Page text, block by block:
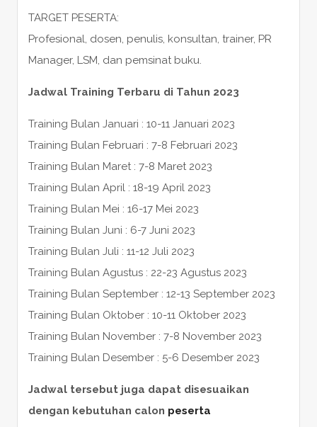
TARGET PESERTA:
Profesional, dosen, penulis, konsultan, trainer, PR
Manager, LSM, dan pemsinat buku.
Jadwal Training Terbaru di Tahun 2023
Training Bulan Januari : 10-11 Januari 2023
Training Bulan Februari : 7-8 Februari 2023
Training Bulan Maret : 7-8 Maret 2023
Training Bulan April : 18-19 April 2023
Training Bulan Mei : 16-17 Mei 2023
Training Bulan Juni : 6-7 Juni 2023
Training Bulan Juli : 11-12 Juli 2023
Training Bulan Agustus : 22-23 Agustus 2023
Training Bulan September : 12-13 September 2023
Training Bulan Oktober : 10-11 Oktober 2023
Training Bulan November : 7-8 November 2023
Training Bulan Desember : 5-6 Desember 2023
Jadwal tersebut juga dapat disesuaikan
dengan kebutuhan calon peserta